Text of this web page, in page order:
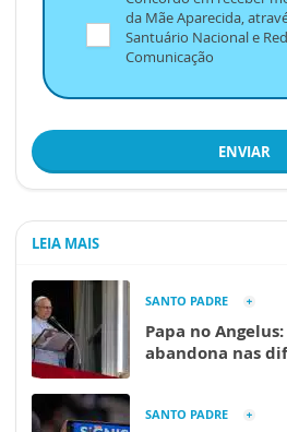
da Mãe Aparecida,
Santuário Nacional e
Comunicação
ENVIAR
LEIA MAIS
SANTO PADRE
Papa no
abandona nas
SANTO PADRE